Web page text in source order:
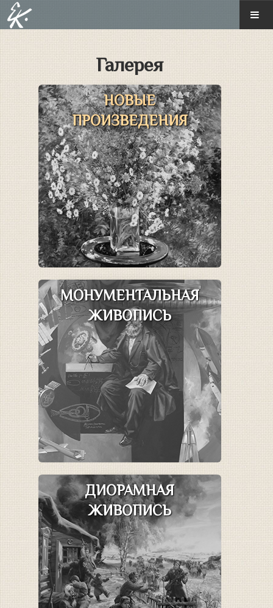
ГЛАВНАЯ
О ХУДОЖНИКЕ
ГАЛЕРЕЯ
Новые произведения
Монументальная живопись
Диорамная живопись
Иконопись
Историческая картина
Пейзаж
Натюрморт
Современная армия
Портреты
УСЛУГИ АВТОРА
ВЫСТАВКИ
ОБРАТНАЯ СВЯЗЬ
Галерея
НОВЫЕ
ПРОИЗВЕДЕНИЯ
МОНУМЕНТАЛЬНАЯ
ЖИВОПИСЬ
ДИОРАМНАЯ
ЖИВОПИСЬ